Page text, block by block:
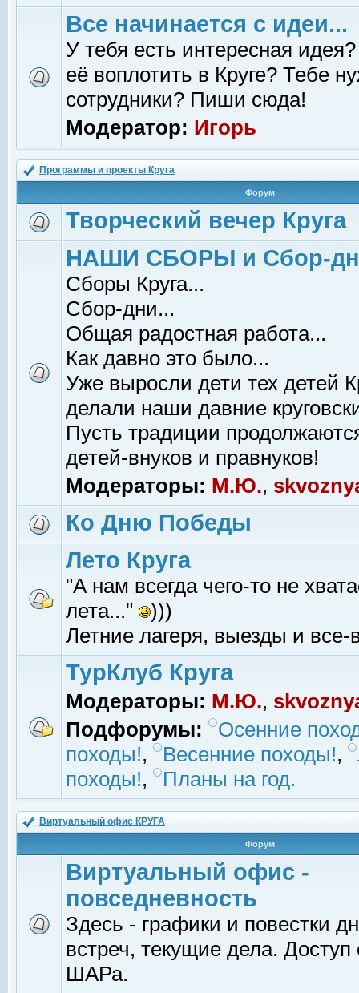
Все начинается с идеи...
У тебя есть интересная
её воплотить в Круге? Тебе
сотрудники? Пиши сюда!
Модератор: Игорь
Программы и проекты Круга
Форум
Творческий вечер Круга
НАШИ СБОРЫ и Сбор-
Сборы Круга...
Сбор-дни...
Общая радостная работа...
Как давно это было...
Уже выросли дети тех детей
делали наши давние
Пусть традиции
детей-внуков и правнуков!
Модераторы: М.Ю.,
Ко Дню Победы
Лето Круга
"А нам всегда чего-то не
лета..."
)))
Летние лагеря, выезды и все-
ТурКлуб Круга
Модераторы: М.Ю.,
Подфорумы:
Осенние
походы!, Весенние походы!,
походы!, Планы на год.
Виртуальный офис КРУГА
Форум
Виртуальный офис -
повседневность
Здесь - графики и повестки
встреч, текущие дела.
ШАРа.